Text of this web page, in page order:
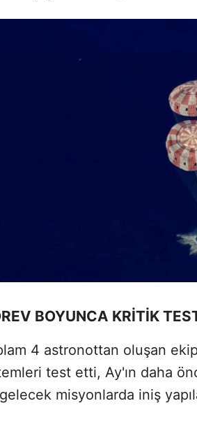
BOYUNCA KRİTİK
4 astronottan oluşan
test etti, Ay'ın daha
misyonlarda iniş